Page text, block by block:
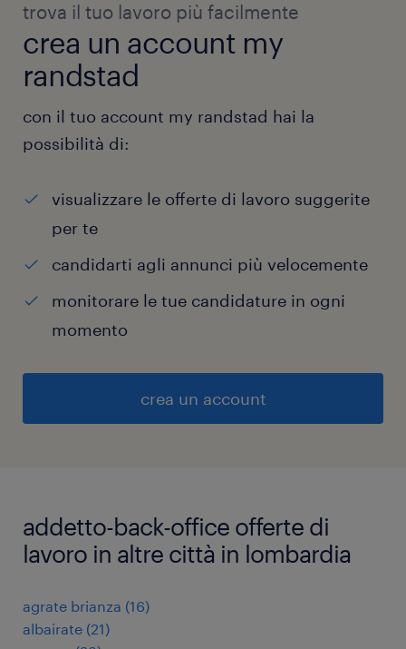
trova il tuo lavoro più facilmente
crea un account my
randstad
con il tuo account my randstad hai la
possibilità di:
visualizzare le offerte di lavoro suggerite
per te
candidarti agli annunci più velocemente
monitorare le tue candidature in ogni
momento
crea un account
addetto-back-office offerte di
lavoro in altre città in lombardia
agrate brianza (16)
albairate (21)